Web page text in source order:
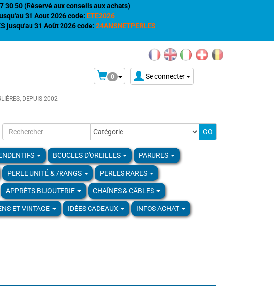
30 50 (Réservé aux conseils aux achats)
31 Aout 2026 code: ETE2026
jusqu'au 31 Août 2026 code: 24ANSNETPERLES
DEPUIS 2002
Se connecter
0
BOUCLES D'OREILLES PARURES
PERLE UNITÉ & /RANGS PERLES RARES
APPRÈTS BIJOUTERIE CHAÎNES & CÂBLES
ET VINTAGE IDÉES CADEAUX INFOS ACHAT